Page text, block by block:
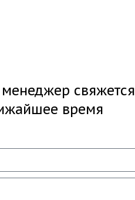
менеджер свяжется
время